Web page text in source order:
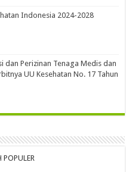
Indonesia 2024-2028
dan Perizinan Tenaga Medis dan
UU Kesehatan No. 17 Tahun